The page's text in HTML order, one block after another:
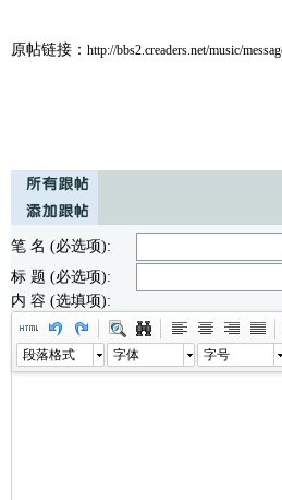
原帖链接： http://bbs2.creaders.net/music/
笔 名 (必选项):
标 题 (必选项):
内 容 (选填项):
段落格式 字体 字号